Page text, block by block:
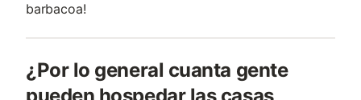
barbacoa!
¿Por lo general cuanta gente